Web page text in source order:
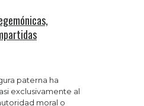
paterna ha
exclusivamente al
moral o